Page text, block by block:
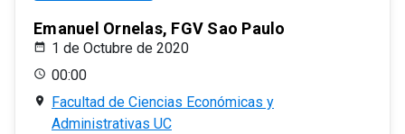
Emanuel Ornelas, FGV Sao Paulo
1 de Octubre de 2020
00:00
Facultad de Ciencias Económicas y
Administrativas UC